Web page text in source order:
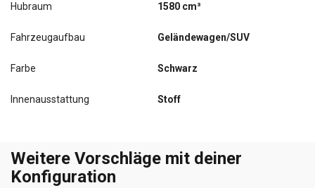
Hubraum 1580 cm³
Fahrzeugaufbau Geländewagen/SUV
Farbe Schwarz
Innenausstattung Stoff
Weitere Vorschläge mit deiner
Konfiguration